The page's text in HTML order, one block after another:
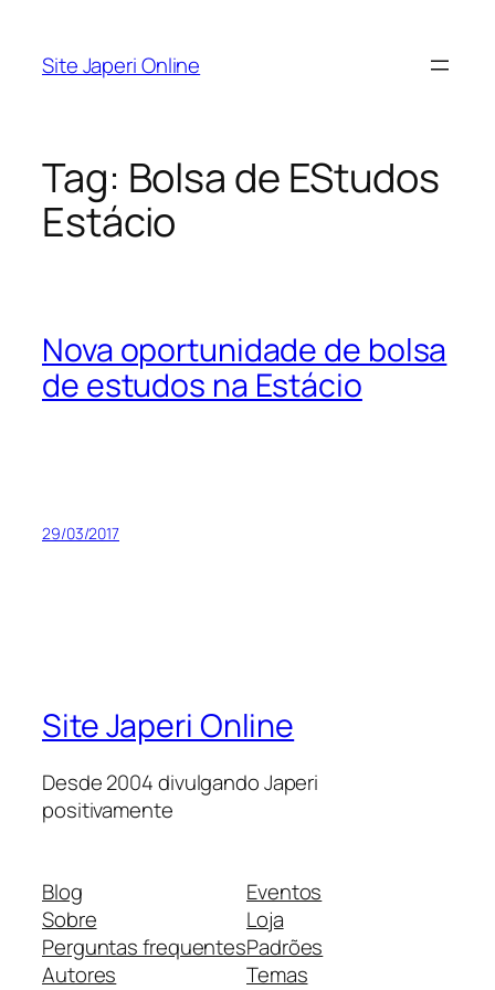
Site Japeri Online
Tag: Bolsa de EStudos
Estácio
Nova oportunidade de bolsa
de estudos na Estácio
29/03/2017
Site Japeri Online
Desde 2004 divulgando Japeri
positivamente
Blog
Sobre
Perguntas frequentes
Autores
Eventos
Loja
Padrões
Temas